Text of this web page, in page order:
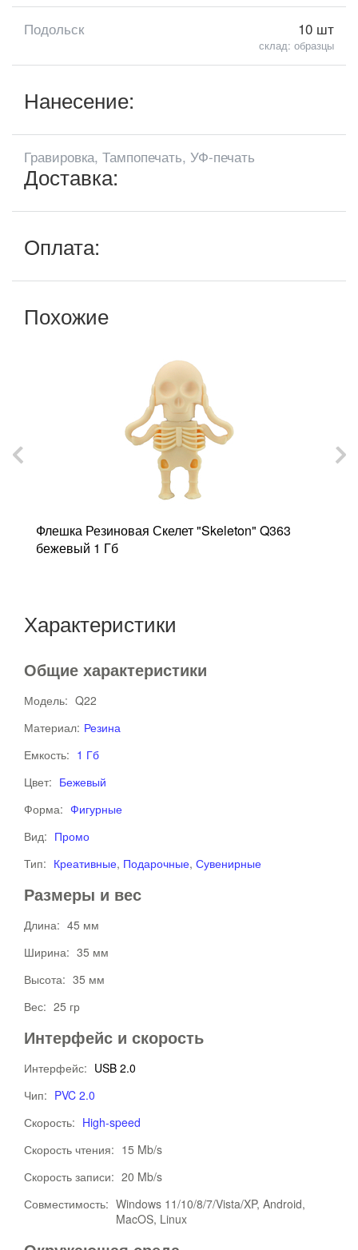
Подольск 10 шт
склад: образцы
Нанесение:
Гравировка, Тампопечать, УФ-печать
Доставка:
Оплата:
Похожие
Флешка Резиновая Скелет "Skeleton" Q363
бежевый 1 Гб
Характеристики
Общие характеристики
Модель: Q22
Материал: Резина
Емкость: 1 Гб
Цвет: Бежевый
Форма: Фигурные
Вид: Промо
Тип: Креативные, Подарочные, Сувенирные
Размеры и вес
Длина: 45 мм
Ширина: 35 мм
Высота: 35 мм
Вес: 25 гр
Интерфейс и скорость
Интерфейс: USB 2.0
Чип: PVC 2.0
Скорость: High-speed
Скорость чтения: 15 Mb/s
Скорость записи: 20 Mb/s
Совместимость: Windows 11/10/8/7/Vista/XP, Android,
MacOS, Linux